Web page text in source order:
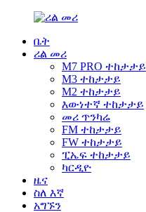
ቤት
ሪል መሪ
M7 PRO ተከታታይ
M3 ተከታታይ
M2 ተከታታይ
እውነተኛ ተከታታይ
መሪ ጥንካሬ
FM ተከታታይ
FW ተከታታይ
ፒኤፍ ተከታታይ
ካርዲዮ
ዜና
ስለ እኛ
አግኙን